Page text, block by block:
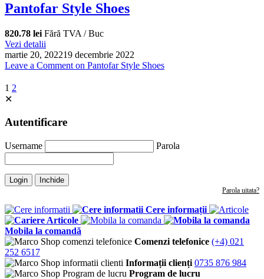
Pantofar Style Shoes
820.78 lei Fără TVA / Buc
Vezi detalii
martie 20, 202219 decembrie 2022
Leave a Comment on Pantofar Style Shoes
1 2
✕
Autentificare
Username Parola
Login Inchide
Parola uitata?
Cere informații
Articole
Mobila la comandă
Comenzi telefonice (+4) 021
252 6517
Informații clienți 0735 876 984
Program de lucru